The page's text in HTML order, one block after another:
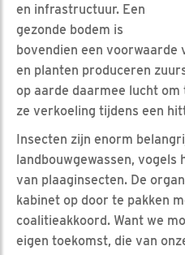
en infrastructuur. Een
gezonde bodem is
bovendien een voorwaarde
en planten produceren
op aarde daarmee lucht
ze verkoeling tijdens een
Insecten zijn enorm
landbouwgewassen, vogels
van plaaginsecten. De
kabinet op door te pakken
coalitieakkoord. Want we
eigen toekomst, die van